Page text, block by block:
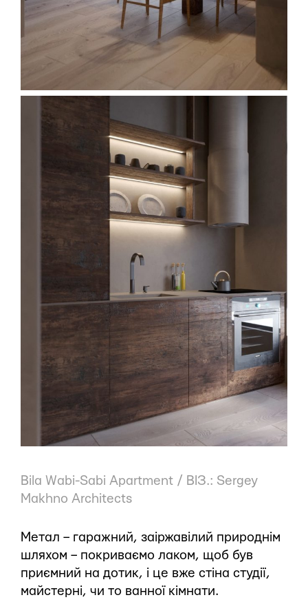
Bila Wabi-Sabi Apartment / ВІЗ.: Sergey
Makhno Architects
Метал – гаражний, заіржавілий природнім
шляхом – покриваємо лаком, щоб був
приємний на дотик, і це вже стіна студії,
майстерні, чи то ванної кімнати.